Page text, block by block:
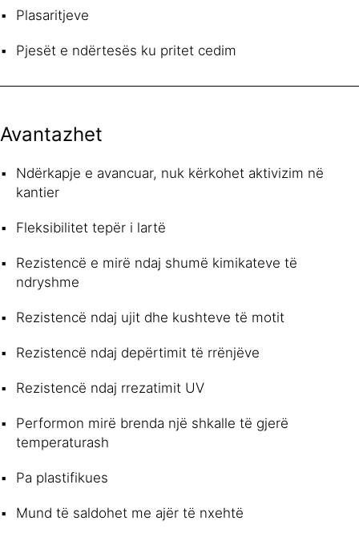
Plasaritjeve
Pjesët e ndërtesës ku pritet cedim
Avantazhet
Ndërkapje e avancuar, nuk kërkohet aktivizim në
kantier
Fleksibilitet tepër i lartë
Rezistencë e mirë ndaj shumë kimikateve të
ndryshme
Rezistencë ndaj ujit dhe kushteve të motit
Rezistencë ndaj depërtimit të rrënjëve
Rezistencë ndaj rrezatimit UV
Performon mirë brenda një shkalle të gjerë
temperaturash
Pa plastifikues
Mund të saldohet me ajër të nxehtë